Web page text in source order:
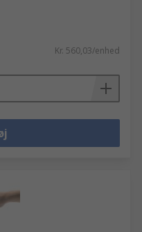
Kr. 560,03/enhed